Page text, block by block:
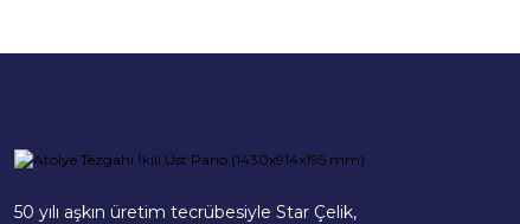
50 yılı aşkın üretim tecrübesiyle Star Çelik,